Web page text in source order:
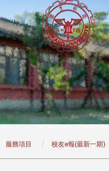
服務項目 校友e報(最新一期)